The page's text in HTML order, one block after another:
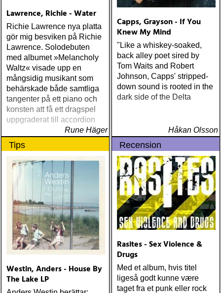
Lawrence, Richie - Water
Richie Lawrence nya platta
gör mig besviken på Richie
Lawrence. Solodebuten
med albumet »Melancholy
Waltz« visade upp en
mångsidig musikant som
behärskade både samtliga
tangenter på ett piano och
konsten att få ett dragspel
uppgraderat till accordion
Rune Häger
Capps, Grayson - If You
Knew My Mind
"Like a whiskey-soaked,
back alley poet sired by
Tom Waits and Robert
Johnson, Capps' stripped-
down sound is rooted in the
dark side of the Delta
Håkan Olsson
Tips
Westin, Anders - House By
The Lake LP
Recension
Rasites - Sex Violence &
Drugs
Med et album, hvis titel
ligeså godt kunne være
taget fra et punk eller rock